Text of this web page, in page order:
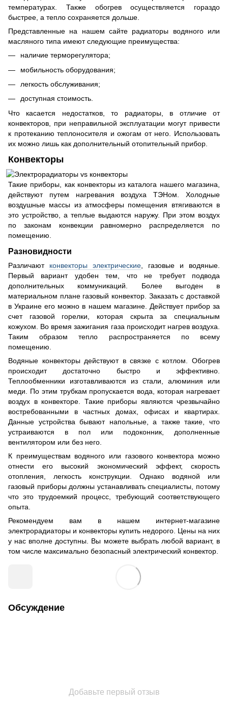
температурах. Также обогрев осуществляется гораздо
быстрее, а тепло сохраняется дольше.
Представленные на нашем сайте радиаторы водяного или
масляного типа имеют следующие преимущества:
наличие терморегулятора;
мобильность оборудования;
легкость обслуживания;
доступная стоимость.
Что касается недостатков, то радиаторы, в отличие от
конвекторов, при неправильной эксплуатации могут привести
к протеканию теплоносителя и ожогам от него. Использовать
их можно лишь как дополнительный отопительный прибор.
Конвекторы
Такие приборы, как конвекторы из каталога нашего магазина,
действуют путем нагревания воздуха ТЭНом. Холодные
воздушные массы из атмосферы помещения втягиваются в
это устройство, а теплые выдаются наружу. При этом воздух
по законам конвекции равномерно распределяется по
помещению.
Разновидности
Различают конвекторы электрические , газовые и водяные.
Первый вариант удобен тем, что не требует подвода
дополнительных коммуникаций. Более выгоден в
материальном плане газовый конвектор. Заказать с доставкой
в Украине его можно в нашем магазине. Действует прибор за
счет газовой горелки, которая скрыта за специальным
кожухом. Во время зажигания газа происходит нагрев воздуха.
Таким образом тепло распространяется по всему
помещению.
Водяные конвекторы действуют в связке с котлом. Обогрев
происходит достаточно быстро и эффективно.
Теплообменники изготавливаются из стали, алюминия или
меди. По этим трубкам пропускается вода, которая нагревает
воздух в конвекторе. Такие приборы являются чрезвычайно
востребованными в частных домах, офисах и квартирах.
Данные устройства бывают напольные, а также такие, что
устраиваются в пол или подоконник, дополненные
вентилятором или без него.
К преимуществам водяного или газового конвектора можно
отнести его высокий экономический эффект, скорость
отопления, легкость конструкции. Однако водяной или
газовый приборы должны устанавливать специалисты, потому
что это трудоемкий процесс, требующий соответствующего
опыта.
Рекомендуем вам в нашем интернет-магазине
электрорадиаторы и конвекторы купить недорого. Цены на них
у нас вполне доступны. Вы можете выбрать любой вариант, в
том числе максимально безопасный электрический конвектор.
Обсуждение
Добавьте первый отзыв